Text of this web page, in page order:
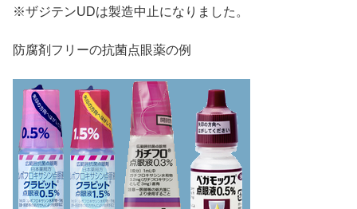
※ザジテンUDは製造中止になりました。
防腐剤フリーの抗菌点眼薬の例